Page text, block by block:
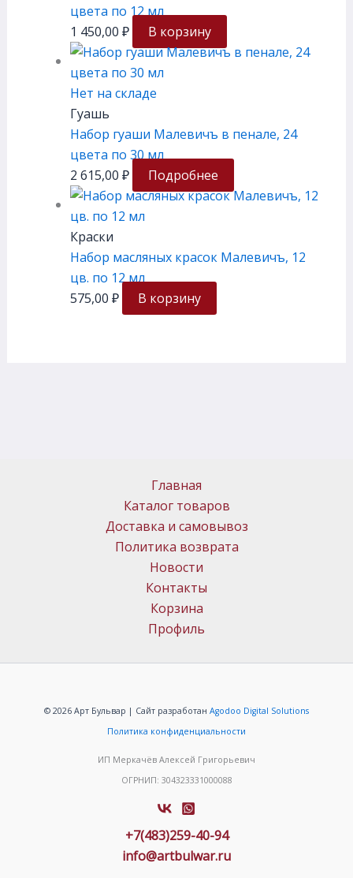
цвета по 12 мл
1 450,00 ₽ В корзину
Нет на складе
Гуашь
Набор гуаши Малевичъ в пенале, 24
цвета по 30 мл
2 615,00 ₽ Подробнее
Краски
Набор масляных красок Малевичъ, 12
цв. по 12 мл
575,00 ₽ В корзину
Главная
Каталог товаров
Доставка и самовывоз
Политика возврата
Новости
Контакты
Корзина
Профиль
© 2026 Арт Бульвар | Сайт разработан Agodoo Digital Solutions
Политика конфиденциальности
ИП Меркачёв Алексей Григорьевич
ОГРНИП: 304323331000088
+7(483)259-40-94
info@artbulwar.ru